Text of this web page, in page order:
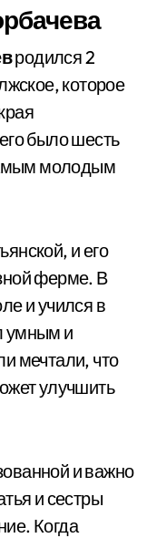
родился 2
которое
было шесть
молодым
и его
ферме. В
и учился в
умным и
мечтали, что
улучшить
и важно
и сестры
Когда